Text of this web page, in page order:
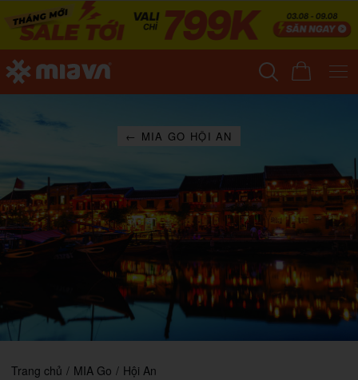
← MIA GO HỘI AN
Trang chủ / MIA Go / Hội An